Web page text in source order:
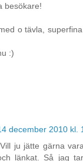
besökare!
o tävla,
:)
december 2010 kl.
ju jätte gärna
länkat. Så jag